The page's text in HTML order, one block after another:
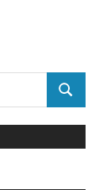
SEARCH